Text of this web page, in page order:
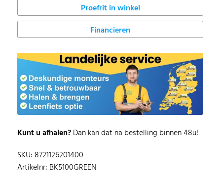
Proefrit in winkel
Financieren
Kunt u afhalen?Dan kan dat na bestelling binnen 48u!
SKU: 8721126201400
Artikelnr: BK5100GREEN